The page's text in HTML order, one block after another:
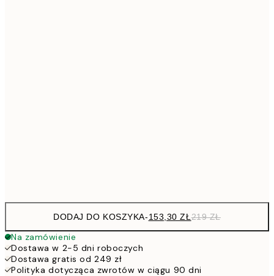
DODAJ DO KOSZYKA-153,30 ZŁ219 ZŁ
Na zamówienie
Dostawa w 2-5 dni roboczych
Dostawa gratis od 249 zł
Polityka dotycząca zwrotów w ciągu 90 dni